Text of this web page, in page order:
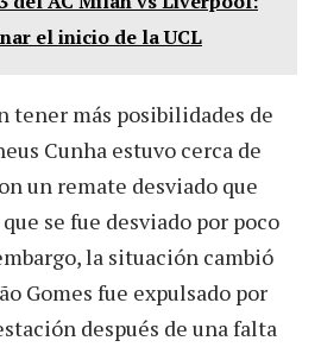
el inicio de la UCL
tener más posibilidades de
Cunha estuvo cerca de
un remate desviado que
se fue desviado por poco
la situación cambió
Gomes fue expulsado por
después de una falta